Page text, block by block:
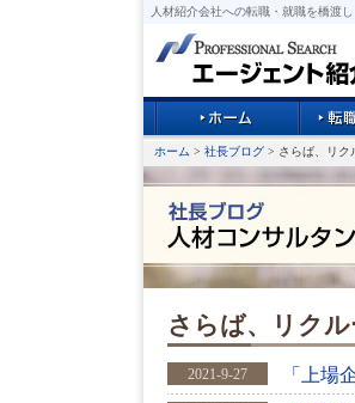
人材紹介会社への転職・就職を橋渡し
ホーム > 社長ブログ > さらば、リ
さらば、リク
2021-9-27 「上場